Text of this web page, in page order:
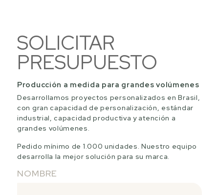
SOLICITAR
PRESUPUESTO
Producción a medida para grandes volúmenes
Desarrollamos proyectos personalizados en Brasil,
con gran capacidad de personalización, estándar
industrial, capacidad productiva y atención a
grandes volúmenes.
Pedido mínimo de 1.000 unidades. Nuestro equipo
desarrolla la mejor solución para su marca.
NOMBRE